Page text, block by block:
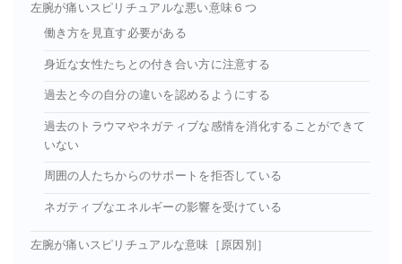
左腕が痛いスピリチュアルな悪い意味６つ
働き方を見直す必要がある
身近な女性たちとの付き合い方に注意する
過去と今の自分の違いを認めるようにする
過去のトラウマやネガティブな感情を消化することができて
いない
周囲の人たちからのサポートを拒否している
ネガティブなエネルギーの影響を受けている
左腕が痛いスピリチュアルな意味［原因別］